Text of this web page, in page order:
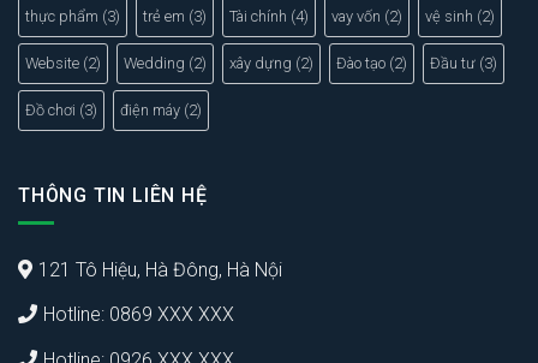
thực phẩm (3) trẻ em (3) Tài chính (4) vay vốn (2) vệ sinh (2)
Website (2) Wedding (2) xây dựng (2) Đào tạo (2) Đầu tư (3)
Đồ chơi (3) điện máy (2)
THÔNG TIN LIÊN HỆ
121 Tô Hiệu, Hà Đông, Hà Nội
Hotline: 0869 XXX XXX